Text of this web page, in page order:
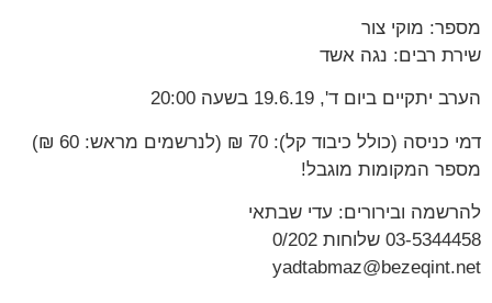
מספר: מוקי צור
שירת רבים: נגה אשד
הערב יתקיים ביום ד', 19.6.19 בשעה 20:00
דמי כניסה (כולל כיבוד קל): 70 ₪ (לנרשמים מראש: 60 ₪)
מספר המקומות מוגבל!
להרשמה ובירורים: עדי שבתאי
03-5344458 שלוחות 0/202
yadtabmaz@bezeqint.net